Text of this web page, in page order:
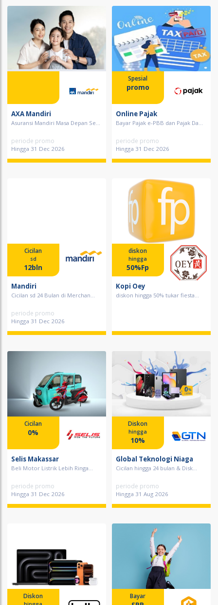
AXA Mandiri
Asuransi Mandiri Masa Depan Se...
periode promo
Hingga 31 Dec 2026
Spesial
promo
Online Pajak
Bayar Pajak e-PBB dan Pajak Da...
periode promo
Hingga 31 Dec 2026
Cicilan
sd
12bln
Mandiri
Cicilan sd 24 Bulan di Merchan...
periode promo
Hingga 31 Dec 2026
diskon
hingga
50%Fp
Kopi Oey
diskon hingga 50% tukar fiesta...
Cicilan
0%
Selis Makassar
Beli Motor Listrik Lebih Ringa...
periode promo
Hingga 31 Dec 2026
Diskon
hingga
10%
Global Teknologi Niaga
Cicilan hingga 24 bulan & Disk...
periode promo
Hingga 31 Aug 2026
Diskon Bayar